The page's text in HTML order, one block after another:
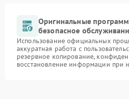
Оригинальные
безопасное
Использование официальных
аккуратная работа с
резервное копирование,
восстановление информации при